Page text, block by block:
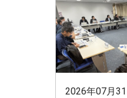
2026年07月